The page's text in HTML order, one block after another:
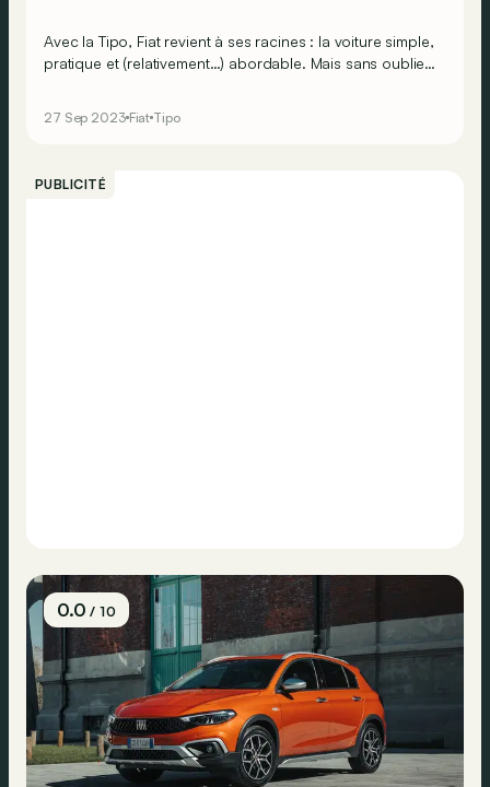
Avec la Tipo, Fiat revient à ses racines : la voiture simple,
pratique et (relativement…) abordable. Mais sans oublier
27 Sep 2023 Fiat Tipo
PUBLICITÉ
0.0/ 10